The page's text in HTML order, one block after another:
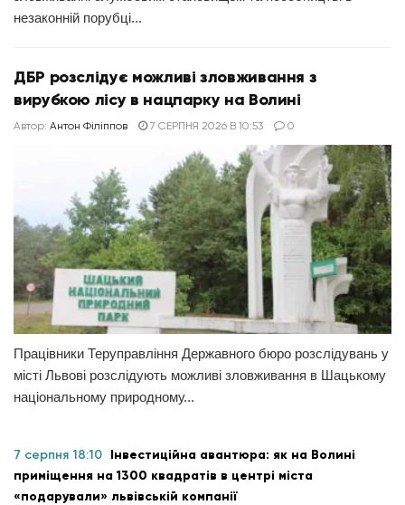
незаконній порубці...
ДБР розслідує можливі зловживання з
вирубкою лісу в нацпарку на Волині
Автор: Антон Філіппов 7 СЕРПНЯ 2026 В 10:53 0
Працівники Теруправління Державного бюро розслідувань у
місті Львові розслідують можливі зловживання в Шацькому
національному природному...
7 серпня 18:10 Інвестиційна авантюра: як на Волині
приміщення на 1300 квадратів в центрі міста
«подарували» львівській компанії